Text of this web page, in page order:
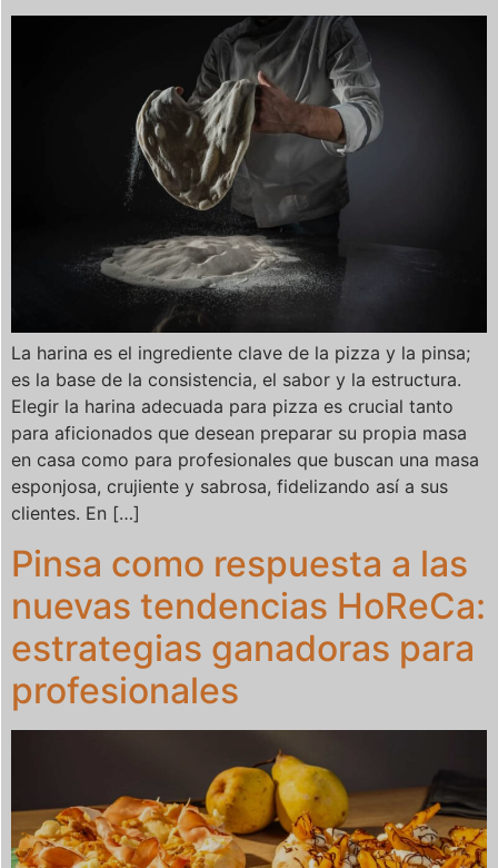
La harina es el ingrediente clave de la pizza y la pinsa;
es la base de la consistencia, el sabor y la estructura.
Elegir la harina adecuada para pizza es crucial tanto
para aficionados que desean preparar su propia masa
en casa como para profesionales que buscan una masa
esponjosa, crujiente y sabrosa, fidelizando así a sus
clientes. En […]
Pinsa como respuesta a las
nuevas tendencias HoReCa:
estrategias ganadoras para
profesionales